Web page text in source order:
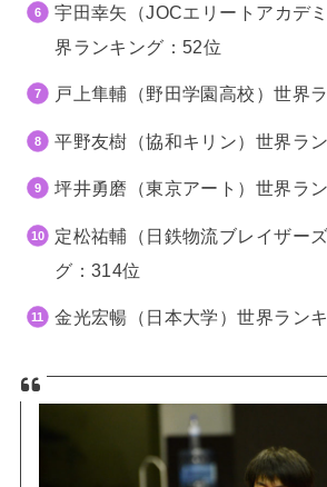
宇田幸矢（JOCエリートアカデ
界ランキング：52位
戸上隼輔（野田学園高校）世界
平野友樹（協和キリン）世界ラ
坪井勇磨（東京アート）世界ラ
定松祐輔（日鉄物流ブレイザー
グ：314位
金光宏暢（日本大学）世界ラン